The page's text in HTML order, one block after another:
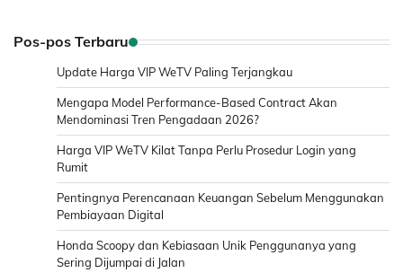
Pos-pos Terbaru
Update Harga VIP WeTV Paling Terjangkau
Mengapa Model Performance-Based Contract Akan
Mendominasi Tren Pengadaan 2026?
Harga VIP WeTV Kilat Tanpa Perlu Prosedur Login yang
Rumit
Pentingnya Perencanaan Keuangan Sebelum Menggunakan
Pembiayaan Digital
Honda Scoopy dan Kebiasaan Unik Penggunanya yang
Sering Dijumpai di Jalan